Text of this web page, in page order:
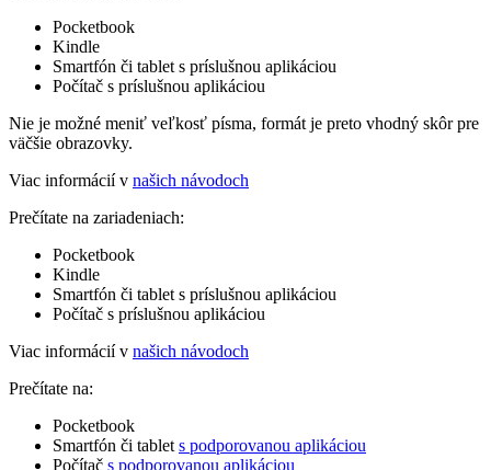
Pocketbook
Kindle
Smartfón či tablet s príslušnou aplikáciou
Počítač s príslušnou aplikáciou
Nie je možné meniť veľkosť písma, formát je preto vhodný skôr pre
väčšie obrazovky.
Viac informácií v našich návodoch
Prečítate na zariadeniach:
Pocketbook
Kindle
Smartfón či tablet s príslušnou aplikáciou
Počítač s príslušnou aplikáciou
Viac informácií v našich návodoch
Prečítate na:
Pocketbook
Smartfón či tablet s podporovanou aplikáciou
Počítač s podporovanou aplikáciou